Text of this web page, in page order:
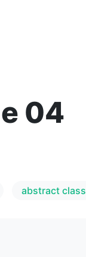
04
abstract class